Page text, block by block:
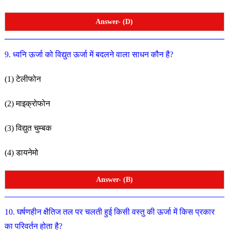
Answer- (D)
9. ध्वनि ऊर्जा को विद्युत ऊर्जा में बदलने वाला साधन कौन है?
(1) टेलीफोन
(2) माइक्रोफोन
(3) विद्युत चुम्बक
(4) डायनेमो
Answer- (B)
10. घर्षणहीन क्षैतिज तल पर चलती हुई किसी वस्तु की ऊर्जा में किसप्रकार
का परिवर्तन होता है?